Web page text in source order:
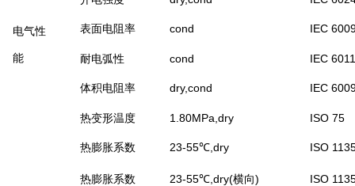
电气性
能
表面电阻率 cond IEC
耐电弧性 cond IEC
体积电阻率 dry,cond IEC
热变形温度 1.80MPa,dry ISO 75
热膨胀系数 23-55℃,dry ISO
热膨胀系数 23-55℃,dry(横向) ISO